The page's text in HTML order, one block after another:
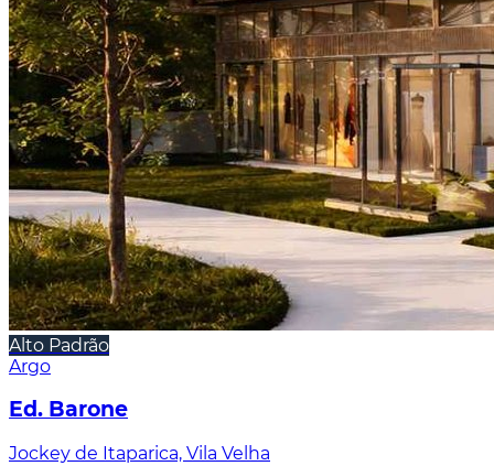
Alto Padrão
Argo
Ed. Barone
Jockey de Itaparica, Vila Velha